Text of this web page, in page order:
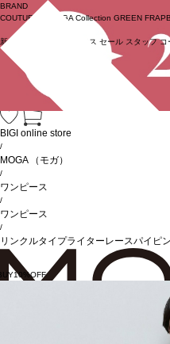
ログイン
BRAND
COUTURIER
MOGA Collection GREEN
新着商品 ニュース セール スタッフ コ
BIGI online store
/
MOGA （モガ）
/
ワンピース
/
ワンピース
/
リンクルタイプライターレースパイピ